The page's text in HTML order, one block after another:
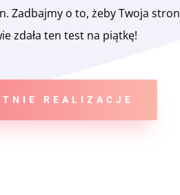
Zadbajmy o to, żeby Twoja
zdała ten test na piątkę!
REALIZACJE